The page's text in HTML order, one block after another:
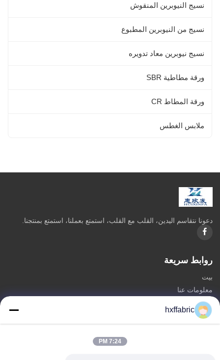
نسيج النيوبرين المنقوش
نسيج من النيوبرين المطبوع
نسيج نيوبرين معاد تدويره
ورقة مطاطية SBR
ورقة المطاط CR
ملابس الغطس
دعونا نتقاسم اليدين، القلب مع القلب، استمتع بعملنا، استمتع بمنتجنا.
روابط سريعة
بيت
معلومات عنا
المنتجات
اتصل بنا
hxffabric
7:24 PM